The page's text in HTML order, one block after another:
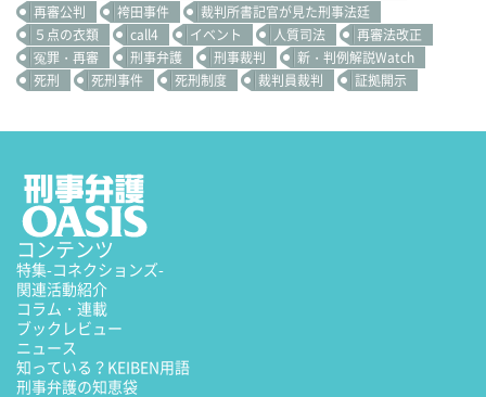
再審公判
袴田事件
裁判所書記官が見た刑事法廷
５点の衣類
call4 イベント 人質司法
再審法改正
冤罪・再審
刑事弁護 刑事裁判
新・判例解説Watch
死刑
死刑事件 死刑制度 裁判員裁判 証拠開示
コンテンツ
特集-コネクションズ-
関連活動紹介
コラム・連載
ブックレビュー
ニュース
知っている？KEIBEN用語
刑事弁護の知恵袋